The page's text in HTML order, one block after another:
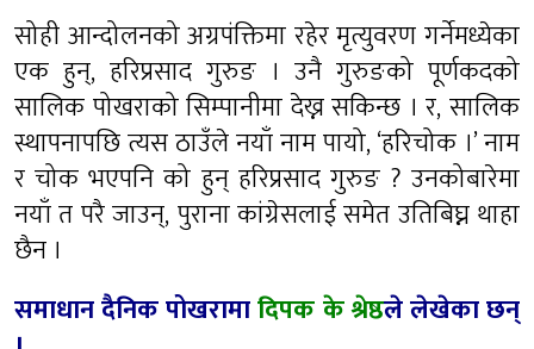
सोही आन्दोलनको अग्रपंक्तिमा रहेर मृत्युवरण गर्नेमध्येका
एक हुन्, हरिप्रसाद गुरुङ । उनै गुरुङको पूर्णकदको
सालिक पोखराको सिम्पानीमा देख्न सकिन्छ । र, सालिक
स्थापनापछि त्यस ठाउँले नयाँ नाम पायो, ‘हरिचोक ।’ नाम
र चोक भएपनि को हुन् हरिप्रसाद गुरुङ ? उनकोबारेमा
नयाँ त परै जाउन्, पुराना कांग्रेसलाई समेत उतिबिघ्न थाहा
छैन ।
समाधान दैनिक पोखरामादिपक के श्रेष्ठले लेखेका छन्